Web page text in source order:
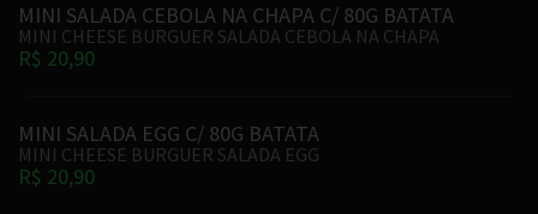
MINI SALADA CEBOLA NA CHAPA C/ 80G BATATA
MINI CHEESE BURGUER SALADA CEBOLA NA CHAPA
R$ 20,90
MINI SALADA EGG C/ 80G BATATA
MINI CHEESE BURGUER SALADA EGG
R$ 20,90